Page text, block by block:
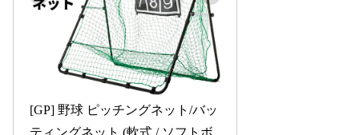
[GP] 野球 ピッチングネット/バッ